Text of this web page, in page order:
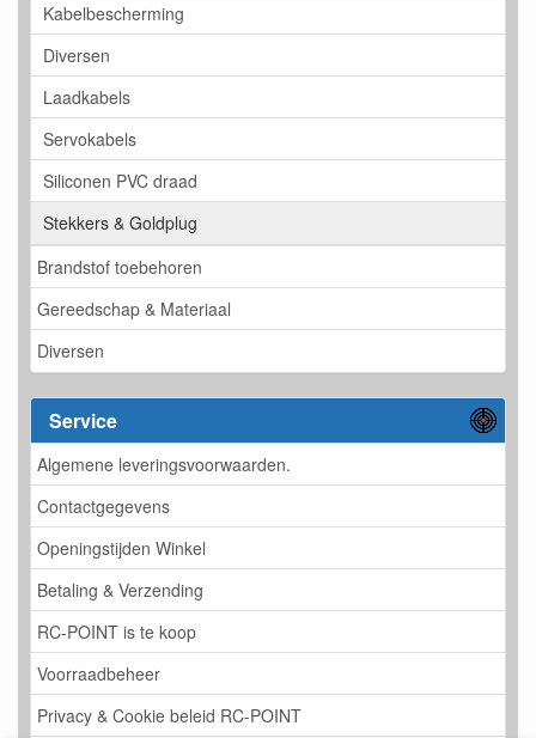
Kabelbescherming
Diversen
Laadkabels
Servokabels
Siliconen PVC draad
Stekkers & Goldplug
Brandstof toebehoren
Gereedschap & Materiaal
Diversen
Service
Algemene leveringsvoorwaarden.
Contactgegevens
Openingstijden Winkel
Betaling & Verzending
RC-POINT is te koop
Voorraadbeheer
Privacy & Cookie beleid RC-POINT